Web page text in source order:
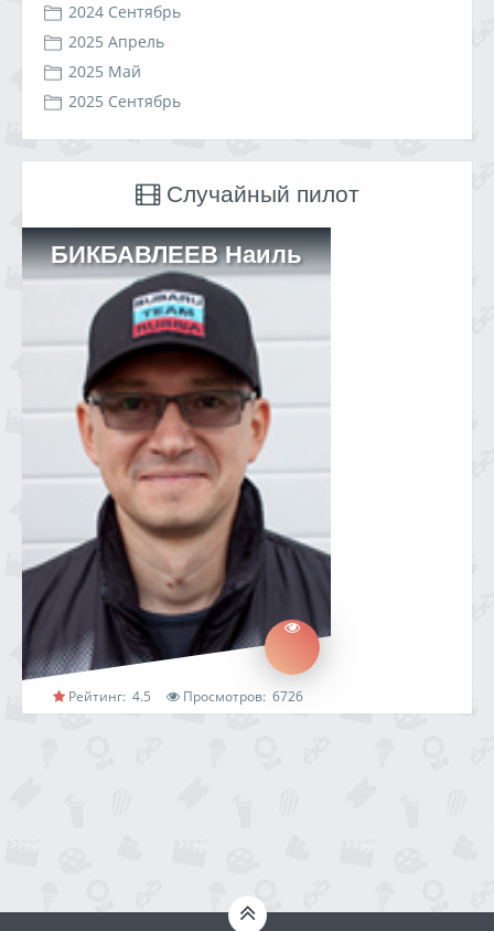
2024 Сентябрь
2025 Апрель
2025 Май
2025 Сентябрь
Случайный пилот
БИКБАВЛЕЕВ Наиль
Рейтинг: 4.5 Просмотров: 6726